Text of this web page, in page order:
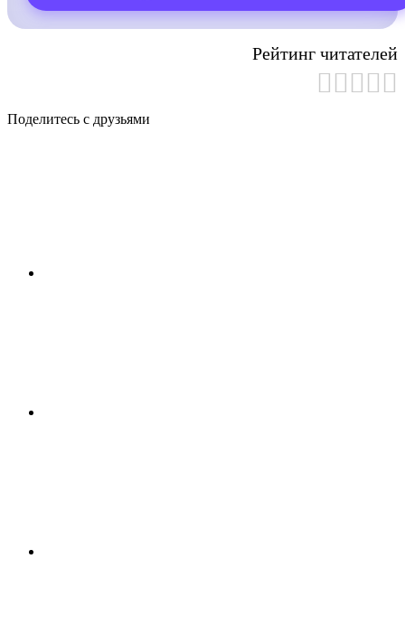
Рейтинг читателей
Поделитесь с друзьями